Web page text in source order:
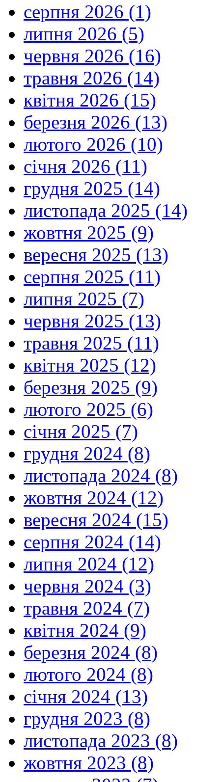
серпня 2026 (1)
липня 2026 (5)
червня 2026 (16)
травня 2026 (14)
квітня 2026 (15)
березня 2026 (13)
лютого 2026 (10)
січня 2026 (11)
грудня 2025 (14)
листопада 2025 (14)
жовтня 2025 (9)
вересня 2025 (13)
серпня 2025 (11)
липня 2025 (7)
червня 2025 (13)
травня 2025 (11)
квітня 2025 (12)
березня 2025 (9)
лютого 2025 (6)
січня 2025 (7)
грудня 2024 (8)
листопада 2024 (8)
жовтня 2024 (12)
вересня 2024 (15)
серпня 2024 (14)
липня 2024 (12)
червня 2024 (3)
травня 2024 (7)
квітня 2024 (9)
березня 2024 (8)
лютого 2024 (8)
січня 2024 (13)
грудня 2023 (8)
листопада 2023 (8)
жовтня 2023 (8)